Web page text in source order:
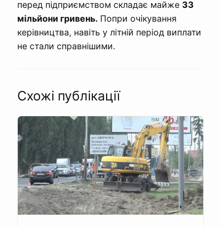
перед підприємством складає майже 33
мільйони гривень. Попри очікування
керівництва, навіть у літній період виплати
не стали справнішими.
Схожі публікації